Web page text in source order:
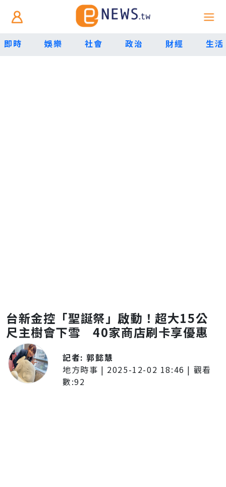
即時 娛樂 社會 政治 財經 生活
台新金控「聖誕祭」啟動！超大15公
尺主樹會下雪 40家商店刷卡享優惠
記者:郭懿慧
地方時事 | 2025-12-02 18:46 | 觀看
數:92